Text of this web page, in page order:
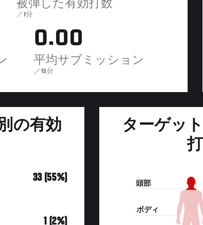
被弾した有効打数
／1分
0.00
平均サブミッション
／15分
の有効
33 (55%)
1 (2%)
ターゲッ
打
頭部
ボディ